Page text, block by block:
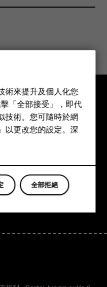
Discord
術來提升及個人化您
「全部接受」，即代
技術。您可隨時於網
以更改您的設定。深
全部拒絕